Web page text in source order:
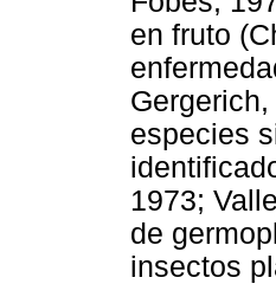
en fruto
especies
1973;
de
insectos